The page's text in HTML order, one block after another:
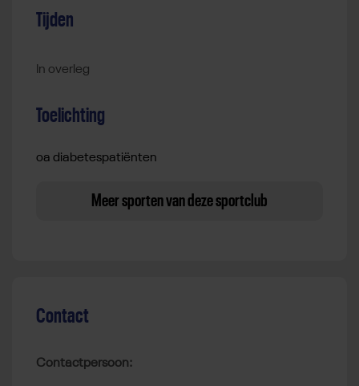
Tijden
In overleg
Toelichting
oa diabetespatiënten
Meer sporten van deze sportclub
Contact
Contactpersoon: